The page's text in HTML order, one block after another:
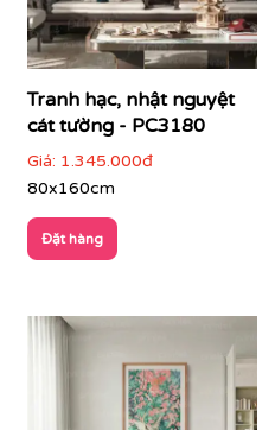
Tranh hạc, nhật nguyệt
cát tường - PC3180
Giá: 1.345.000đ
80x160cm
Đặt hàng